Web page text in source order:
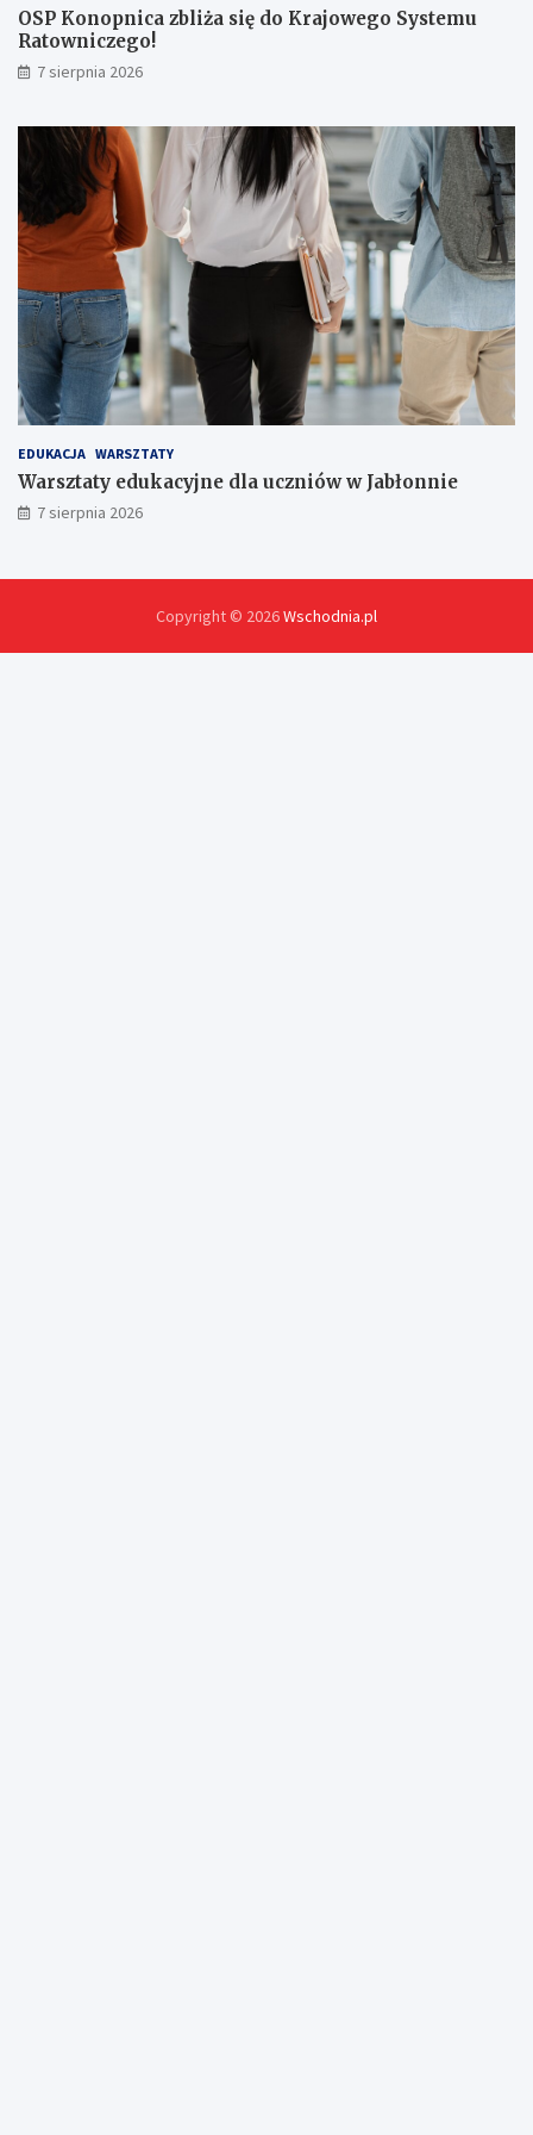
ż
e
r
!
OSP Konopnica zbliża się do Krajowego Systemu
Ratowniczego!
7 sierpnia 2026
EDUKACJA WARSZTATY
Warsztaty edukacyjne dla uczniów w Jabłonnie
7 sierpnia 2026
Copyright © 2026Wschodnia.pl